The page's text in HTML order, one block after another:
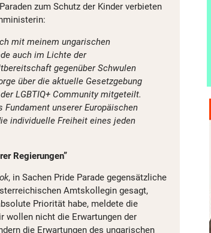
zum Schutz der Kinder verbieten
mit meinem ungarischen
auch im Lichte der
gegenüber Schwulen
über die aktuelle Gesetzgebung
LGBTIQ+ Community mitgeteilt.
Fundament unserer Europäischen
individuelle Freiheit eines jeden
Regierungen”
, in Sachen Pride Parade gegensätzliche
Amtskollegin gesagt,
Priorität habe, meldete die
wollen nicht die Erwartungen der
die Erwartungen des ungarischen